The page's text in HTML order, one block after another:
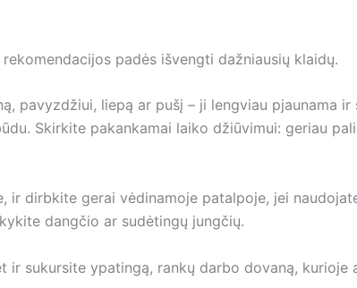
padės išvengti dažniausių klaidų.
pavyzdžiui, liepą ar pušį – ji lengviau pjaunama
Skirkite pakankamai laiko džiūvimui: geriau
ir dirbkite gerai vėdinamoje patalpoje, jei
dangčio ar sudėtingų jungčių.
ir sukursite ypatingą, rankų darbo dovaną, kurioje